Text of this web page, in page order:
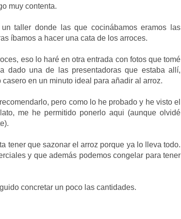
muy contenta.
taller donde las que cocinábamos eramos las
íbamos a hacer una cata de los arroces.
eso lo haré en otra entrada con fotos que tomé
una de las presentadoras que estaba allí,
en un minuto ideal para añadir al arroz.
pero como lo he probado y he visto el
me he permitido ponerlo aqui (aunque olvidé
tener que sazonar el arroz porque ya lo lleva todo.
y que además podemos congelar para tener
concretar un poco las cantidades.